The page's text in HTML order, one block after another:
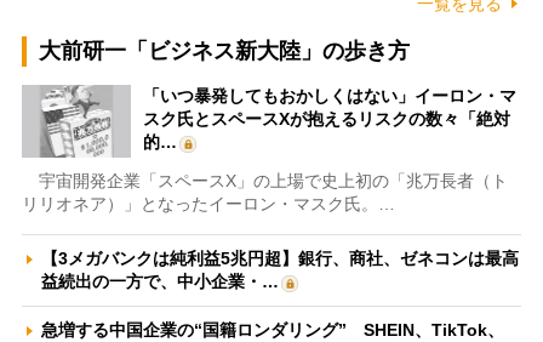
一覧を見る
大前研一「ビジネス新大陸」の歩き方
「いつ暴発してもおかしくはない」イーロン・マ
スク氏とスペースXが抱えるリスクの数々「絶対
的…
宇宙開発企業「スペースX」の上場で史上初の「兆万長者（ト
リリオネア）」となったイーロン・マスク氏。…
【3メガバンクは純利益5兆円超】銀行、商社、ゼネコンは最高
益続出の一方で、中小企業・…
急増する中国企業の“国籍ロンダリング” SHEIN、TikTok、